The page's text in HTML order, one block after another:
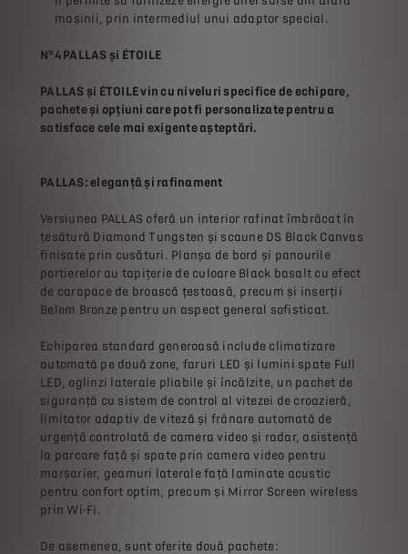
mașinii, prin intermediul unui adaptor special.
N°4 PALLAS și ÉTOILE
PALLAS și ÉTOILE vin cu niveluri specifice de echipare,
pachete și opțiuni care pot fi personalizate pentru a
satisface cele mai exigente așteptări.
PALLAS: eleganță și rafinament
Versiunea PALLAS oferă un interior rafinat îmbrăcat în
țesătură Diamond Tungsten și scaune DS Black Canvas
finisate prin cusături. Planșa de bord și panourile
portierelor au tapițerie de culoare Black basalt cu efect
de carapace de broască țestoasă, precum și inserții
Belem Bronze pentru un aspect general sofisticat.
Echiparea standard generoasă include climatizare
automată pe două zone, faruri LED și lumini spate Full
LED, oglinzi laterale pliabile și încălzite, un pachet de
siguranță cu sistem de control al vitezei de croazieră,
limitator adaptiv de viteză și frânare automată de
urgență controlată de camera video și radar, asistență
la parcare față și spate prin camera video pentru
marșarier, geamuri laterale față laminate acustic
pentru confort optim, precum și Mirror Screen wireless
prin Wi-Fi.
De asemenea, sunt oferite două pachete: